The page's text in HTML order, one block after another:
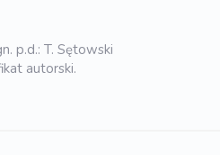
p.d.: T. Sętowski
autorski.